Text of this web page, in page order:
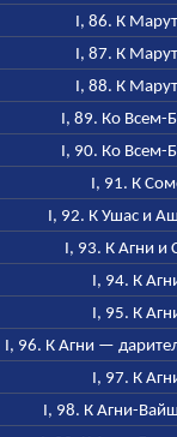
I, 86. К
I, 87. К
I, 88. К
I, 89. Ко Всем-
I, 90. Ко Всем-
I, 91. К
I, 92. К Ушас и
I, 93. К Агни и
I, 94. К
I, 95. К
I, 96. К Агни —
I, 97. К
I, 98. К Агни-